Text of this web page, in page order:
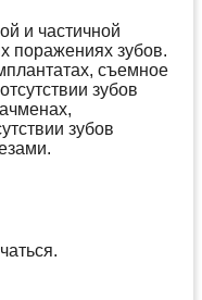
и частичной
поражениях зубов.
съемное
зубов
зубов